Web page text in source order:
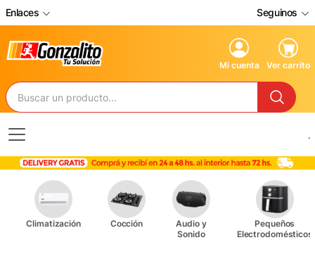
Enlaces Seguinos
Mi cuenta Ver carrito
.
Climatización Cocción
Audio y
Sonido
Pequeños
Electrodomésticos